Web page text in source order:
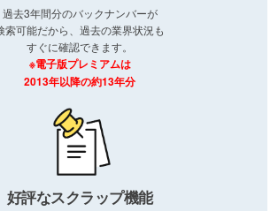
過去3年間分のバックナンバーが
索可能だから、過去の業界状況も
すぐに確認できます。
※電子版プレミアムは
2013年以降の約13年分
好評なスクラップ機能